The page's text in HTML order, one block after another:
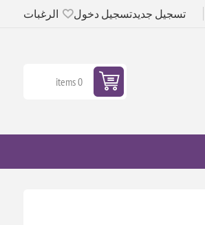
تسجيل جديدتسجيل دخول الرغبات
0 items